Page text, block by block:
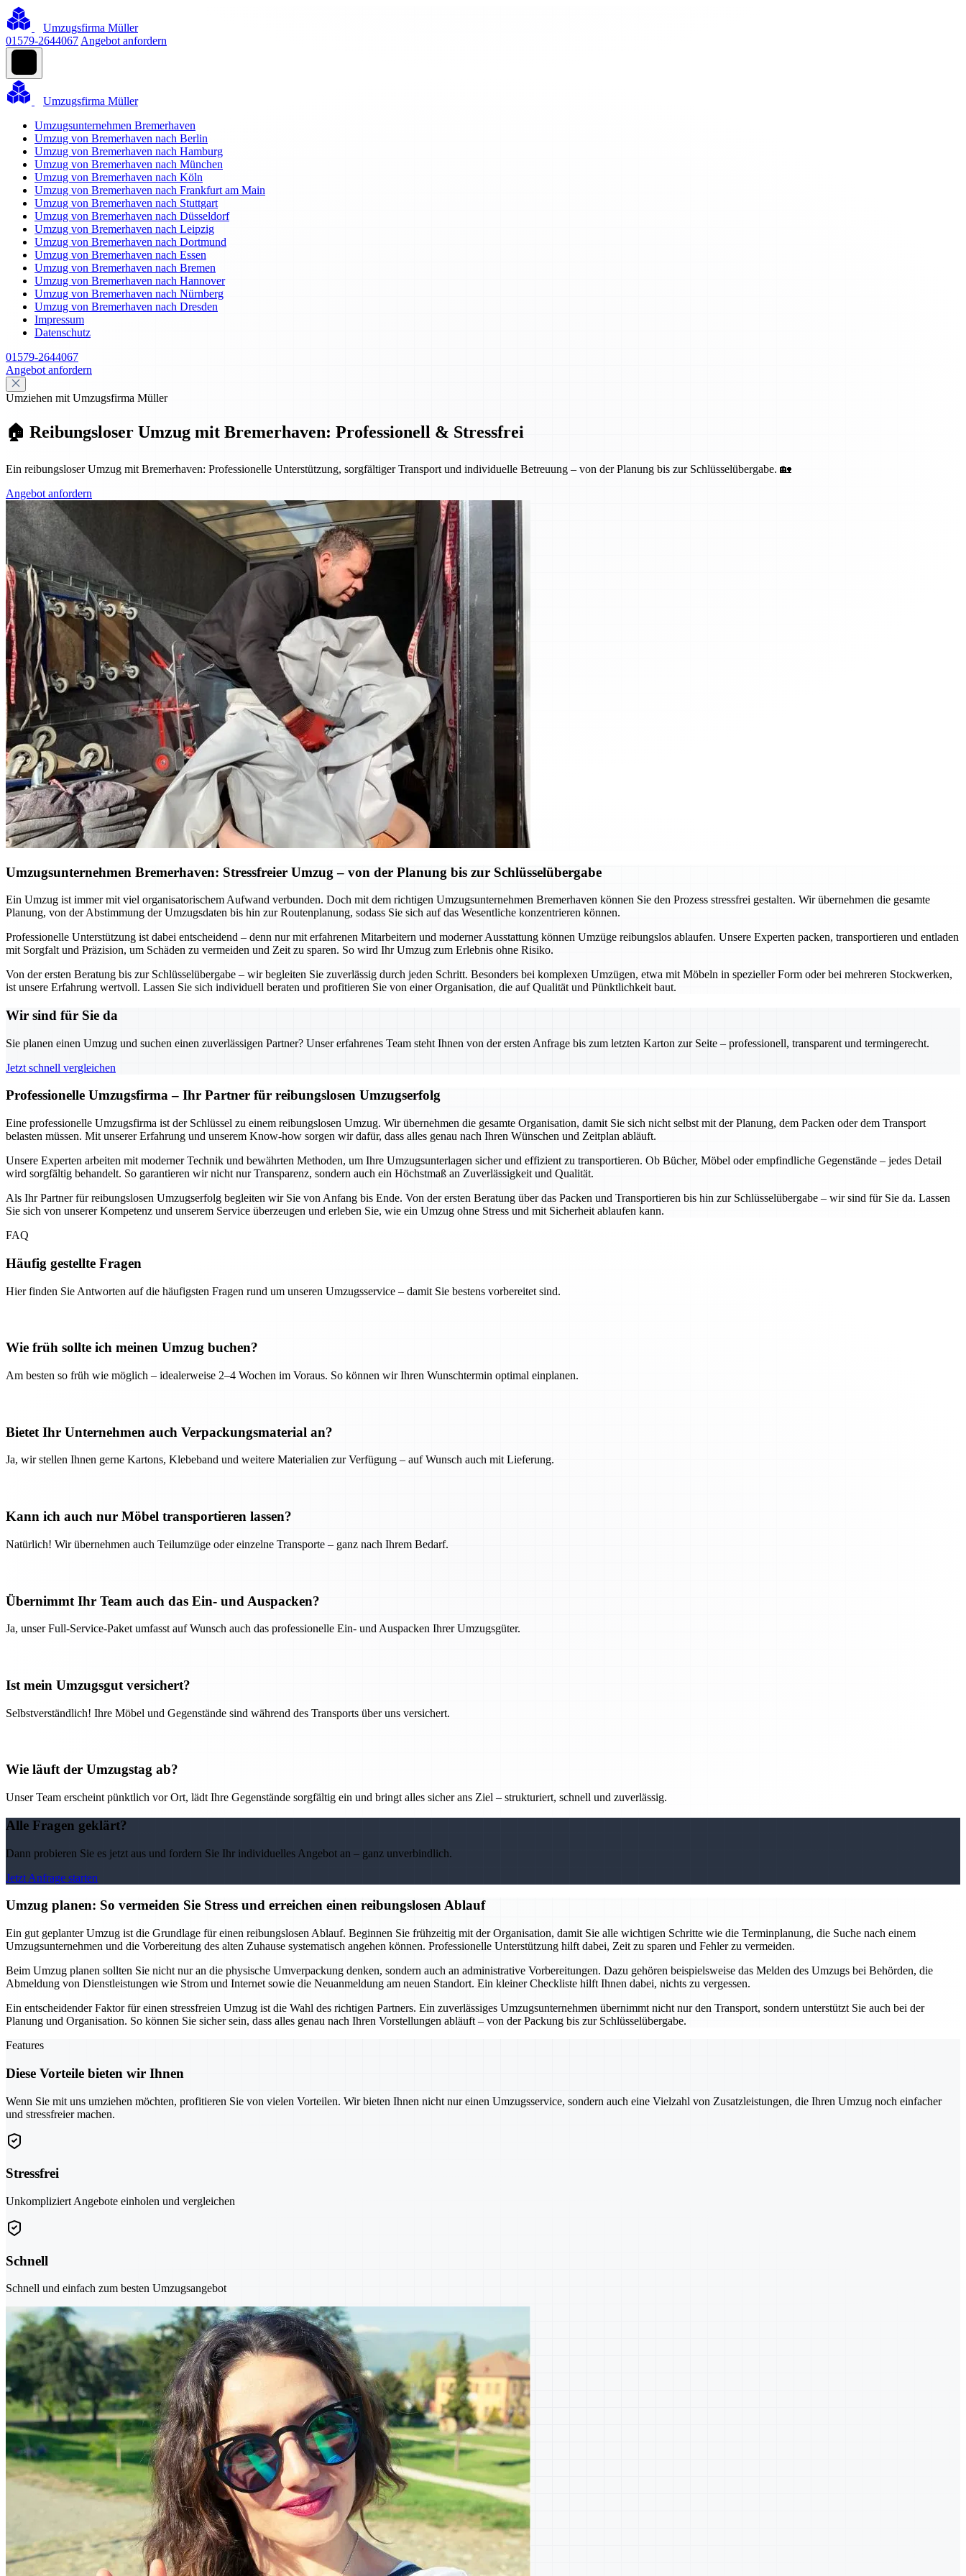
Umzugsfirma Müller
01579-2644067 Angebot anfordern
Umzugsfirma Müller
Umzugsunternehmen Bremerhaven
Umzug von Bremerhaven nach Berlin
Umzug von Bremerhaven nach Hamburg
Umzug von Bremerhaven nach München
Umzug von Bremerhaven nach Köln
Umzug von Bremerhaven nach Frankfurt am Main
Umzug von Bremerhaven nach Stuttgart
Umzug von Bremerhaven nach Düsseldorf
Umzug von Bremerhaven nach Leipzig
Umzug von Bremerhaven nach Dortmund
Umzug von Bremerhaven nach Essen
Umzug von Bremerhaven nach Bremen
Umzug von Bremerhaven nach Hannover
Umzug von Bremerhaven nach Nürnberg
Umzug von Bremerhaven nach Dresden
Impressum
Datenschutz
01579-2644067
Angebot anfordern
Umziehen mit Umzugsfirma Müller
🏠 Reibungsloser Umzug mit Bremerhaven: Professionell & Stressfrei
Ein reibungsloser Umzug mit Bremerhaven: Professionelle Unterstützung, sorgfältiger Transport und individuelle Betreuung – von der Planung bis zur Schlüsselübergabe. 🏡
Angebot anfordern
Umzugsunternehmen Bremerhaven: Stressfreier Umzug – von der Planung bis zur Schlüsselübergabe
Ein Umzug ist immer mit viel organisatorischem Aufwand verbunden. Doch mit dem richtigen Umzugsunternehmen Bremerhaven können Sie den Prozess stressfrei gestalten. Wir übernehmen die gesamte
Planung, von der Abstimmung der Umzugsdaten bis hin zur Routenplanung, sodass Sie sich auf das Wesentliche konzentrieren können.
Professionelle Unterstützung ist dabei entscheidend – denn nur mit erfahrenen Mitarbeitern und moderner Ausstattung können Umzüge reibungslos ablaufen. Unsere Experten packen, transportieren und entladen
mit Sorgfalt und Präzision, um Schäden zu vermeiden und Zeit zu sparen. So wird Ihr Umzug zum Erlebnis ohne Risiko.
Von der ersten Beratung bis zur Schlüsselübergabe – wir begleiten Sie zuverlässig durch jeden Schritt. Besonders bei komplexen Umzügen, etwa mit Möbeln in spezieller Form oder bei mehreren Stockwerken,
ist unsere Erfahrung wertvoll. Lassen Sie sich individuell beraten und profitieren Sie von einer Organisation, die auf Qualität und Pünktlichkeit baut.
Wir sind für Sie da
Sie planen einen Umzug und suchen einen zuverlässigen Partner? Unser erfahrenes Team steht Ihnen von der ersten Anfrage bis zum letzten Karton zur Seite – professionell, transparent und termingerecht.
Jetzt schnell vergleichen
Professionelle Umzugsfirma – Ihr Partner für reibungslosen Umzugserfolg
Eine professionelle Umzugsfirma ist der Schlüssel zu einem reibungslosen Umzug. Wir übernehmen die gesamte Organisation, damit Sie sich nicht selbst mit der Planung, dem Packen oder dem Transport
belasten müssen. Mit unserer Erfahrung und unserem Know-how sorgen wir dafür, dass alles genau nach Ihren Wünschen und Zeitplan abläuft.
Unsere Experten arbeiten mit moderner Technik und bewährten Methoden, um Ihre Umzugsunterlagen sicher und effizient zu transportieren. Ob Bücher, Möbel oder empfindliche Gegenstände – jedes Detail
wird sorgfältig behandelt. So garantieren wir nicht nur Transparenz, sondern auch ein Höchstmaß an Zuverlässigkeit und Qualität.
Als Ihr Partner für reibungslosen Umzugserfolg begleiten wir Sie von Anfang bis Ende. Von der ersten Beratung über das Packen und Transportieren bis hin zur Schlüsselübergabe – wir sind für Sie da. Lassen
Sie sich von unserer Kompetenz und unserem Service überzeugen und erleben Sie, wie ein Umzug ohne Stress und mit Sicherheit ablaufen kann.
FAQ
Häufig gestellte Fragen
Hier finden Sie Antworten auf die häufigsten Fragen rund um unseren Umzugsservice – damit Sie bestens vorbereitet sind.
Wie früh sollte ich meinen Umzug buchen?
Am besten so früh wie möglich – idealerweise 2–4 Wochen im Voraus. So können wir Ihren Wunschtermin optimal einplanen.
Bietet Ihr Unternehmen auch Verpackungsmaterial an?
Ja, wir stellen Ihnen gerne Kartons, Klebeband und weitere Materialien zur Verfügung – auf Wunsch auch mit Lieferung.
Kann ich auch nur Möbel transportieren lassen?
Natürlich! Wir übernehmen auch Teilumzüge oder einzelne Transporte – ganz nach Ihrem Bedarf.
Übernimmt Ihr Team auch das Ein- und Auspacken?
Ja, unser Full-Service-Paket umfasst auf Wunsch auch das professionelle Ein- und Auspacken Ihrer Umzugsgüter.
Ist mein Umzugsgut versichert?
Selbstverständlich! Ihre Möbel und Gegenstände sind während des Transports über uns versichert.
Wie läuft der Umzugstag ab?
Unser Team erscheint pünktlich vor Ort, lädt Ihre Gegenstände sorgfältig ein und bringt alles sicher ans Ziel – strukturiert, schnell und zuverlässig.
Alle Fragen geklärt?
Dann probieren Sie es jetzt aus und fordern Sie Ihr individuelles Angebot an – ganz unverbindlich.
Jetzt Anfrage starten
Umzug planen: So vermeiden Sie Stress und erreichen einen reibungslosen Ablauf
Ein gut geplanter Umzug ist die Grundlage für einen reibungslosen Ablauf. Beginnen Sie frühzeitig mit der Organisation, damit Sie alle wichtigen Schritte wie die Terminplanung, die Suche nach einem
Umzugsunternehmen und die Vorbereitung des alten Zuhause systematisch angehen können. Professionelle Unterstützung hilft dabei, Zeit zu sparen und Fehler zu vermeiden.
Beim Umzug planen sollten Sie nicht nur an die physische Umverpackung denken, sondern auch an administrative Vorbereitungen. Dazu gehören beispielsweise das Melden des Umzugs bei Behörden, die
Abmeldung von Dienstleistungen wie Strom und Internet sowie die Neuanmeldung am neuen Standort. Ein kleiner Checkliste hilft Ihnen dabei, nichts zu vergessen.
Ein entscheidender Faktor für einen stressfreien Umzug ist die Wahl des richtigen Partners. Ein zuverlässiges Umzugsunternehmen übernimmt nicht nur den Transport, sondern unterstützt Sie auch bei der
Planung und Organisation. So können Sie sicher sein, dass alles genau nach Ihren Vorstellungen abläuft – von der Packung bis zur Schlüsselübergabe.
Features
Diese Vorteile bieten wir Ihnen
Wenn Sie mit uns umziehen möchten, profitieren Sie von vielen Vorteilen. Wir bieten Ihnen nicht nur einen Umzugsservice, sondern auch eine Vielzahl von Zusatzleistungen, die Ihren Umzug noch einfacher
und stressfreier machen.
Stressfrei
Unkompliziert Angebote einholen und vergleichen
Schnell
Schnell und einfach zum besten Umzugsangebot